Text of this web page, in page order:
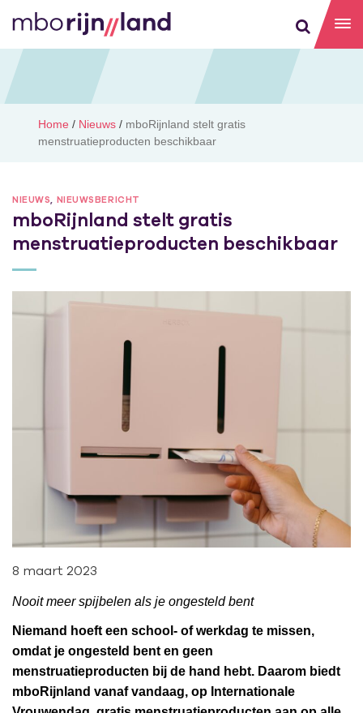
Home / Nieuws / mboRijnland stelt gratis
menstruatieproducten beschikbaar
NIEUWS NIEUWSBERICHT
mboRijnland stelt gratis
menstruatieproducten beschikbaar
8 maart 2023
Nooit meer spijbelen als je ongesteld bent
Niemand hoeft een school- of werkdag te missen,
omdat je ongesteld bent en geen
menstruatieproducten bij de hand hebt. Daarom biedt
mboRijnland vanaf vandaag, op Internationale